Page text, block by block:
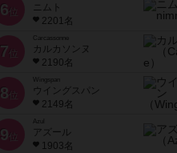
6 位
ニムト
2201名
7 位
Carcassonne
カルカソンヌ
2190名
8 位
Wingspan
ウイングスパン
2149名
9 位
Azul
アズール
1903名